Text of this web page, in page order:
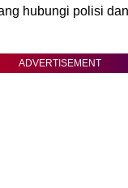
hubungi polisi
ADVERTISEMENT